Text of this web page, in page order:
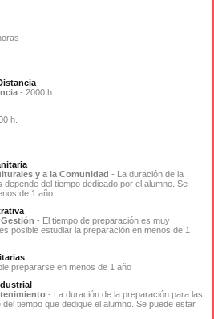
- 2000 h.
h.
y a la Comunidad - La duración de la
del tiempo dedicado por el alumno. Se
de 1 año
- El tiempo de preparación es muy
posible estudiar la preparación en menos de 1
prepararse en menos de 1 año
- La duración de la preparación para las
tiempo que dedique el alumno. Se puede estar